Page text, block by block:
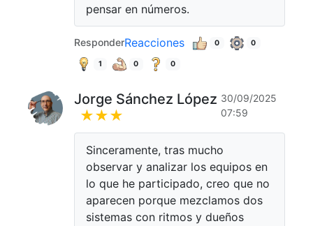
pensar en números.
ResponderReacciones 0 0
1 0 0
Jorge Sánchez López
★★★
30/09/2025
07:59
Sinceramente, tras mucho
observar y analizar los equipos en
lo que he participado, creo que no
aparecen porque mezclamos dos
sistemas con ritmos y dueños